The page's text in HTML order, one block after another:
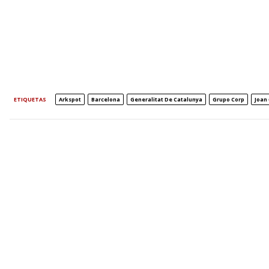
ETIQUETAS Arkspot Barcelona Generalitat De Catalunya Grupo Corp Joan